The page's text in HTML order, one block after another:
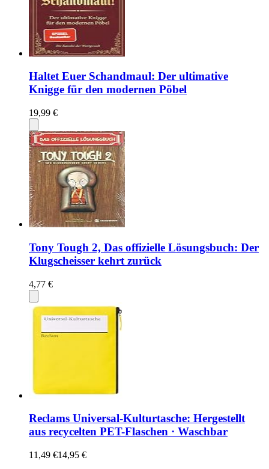
Haltet Euer Schandmaul: Der ultimative
Knigge für den modernen Pöbel
19,99 €
Tony Tough 2, Das offizielle Lösungsbuch: Der
Klugscheisser kehrt zurück
4,77 €
Reclams Universal-Kulturtasche: Hergestellt
aus recycelten PET-Flaschen · Waschbar
11,49 €14,95 €